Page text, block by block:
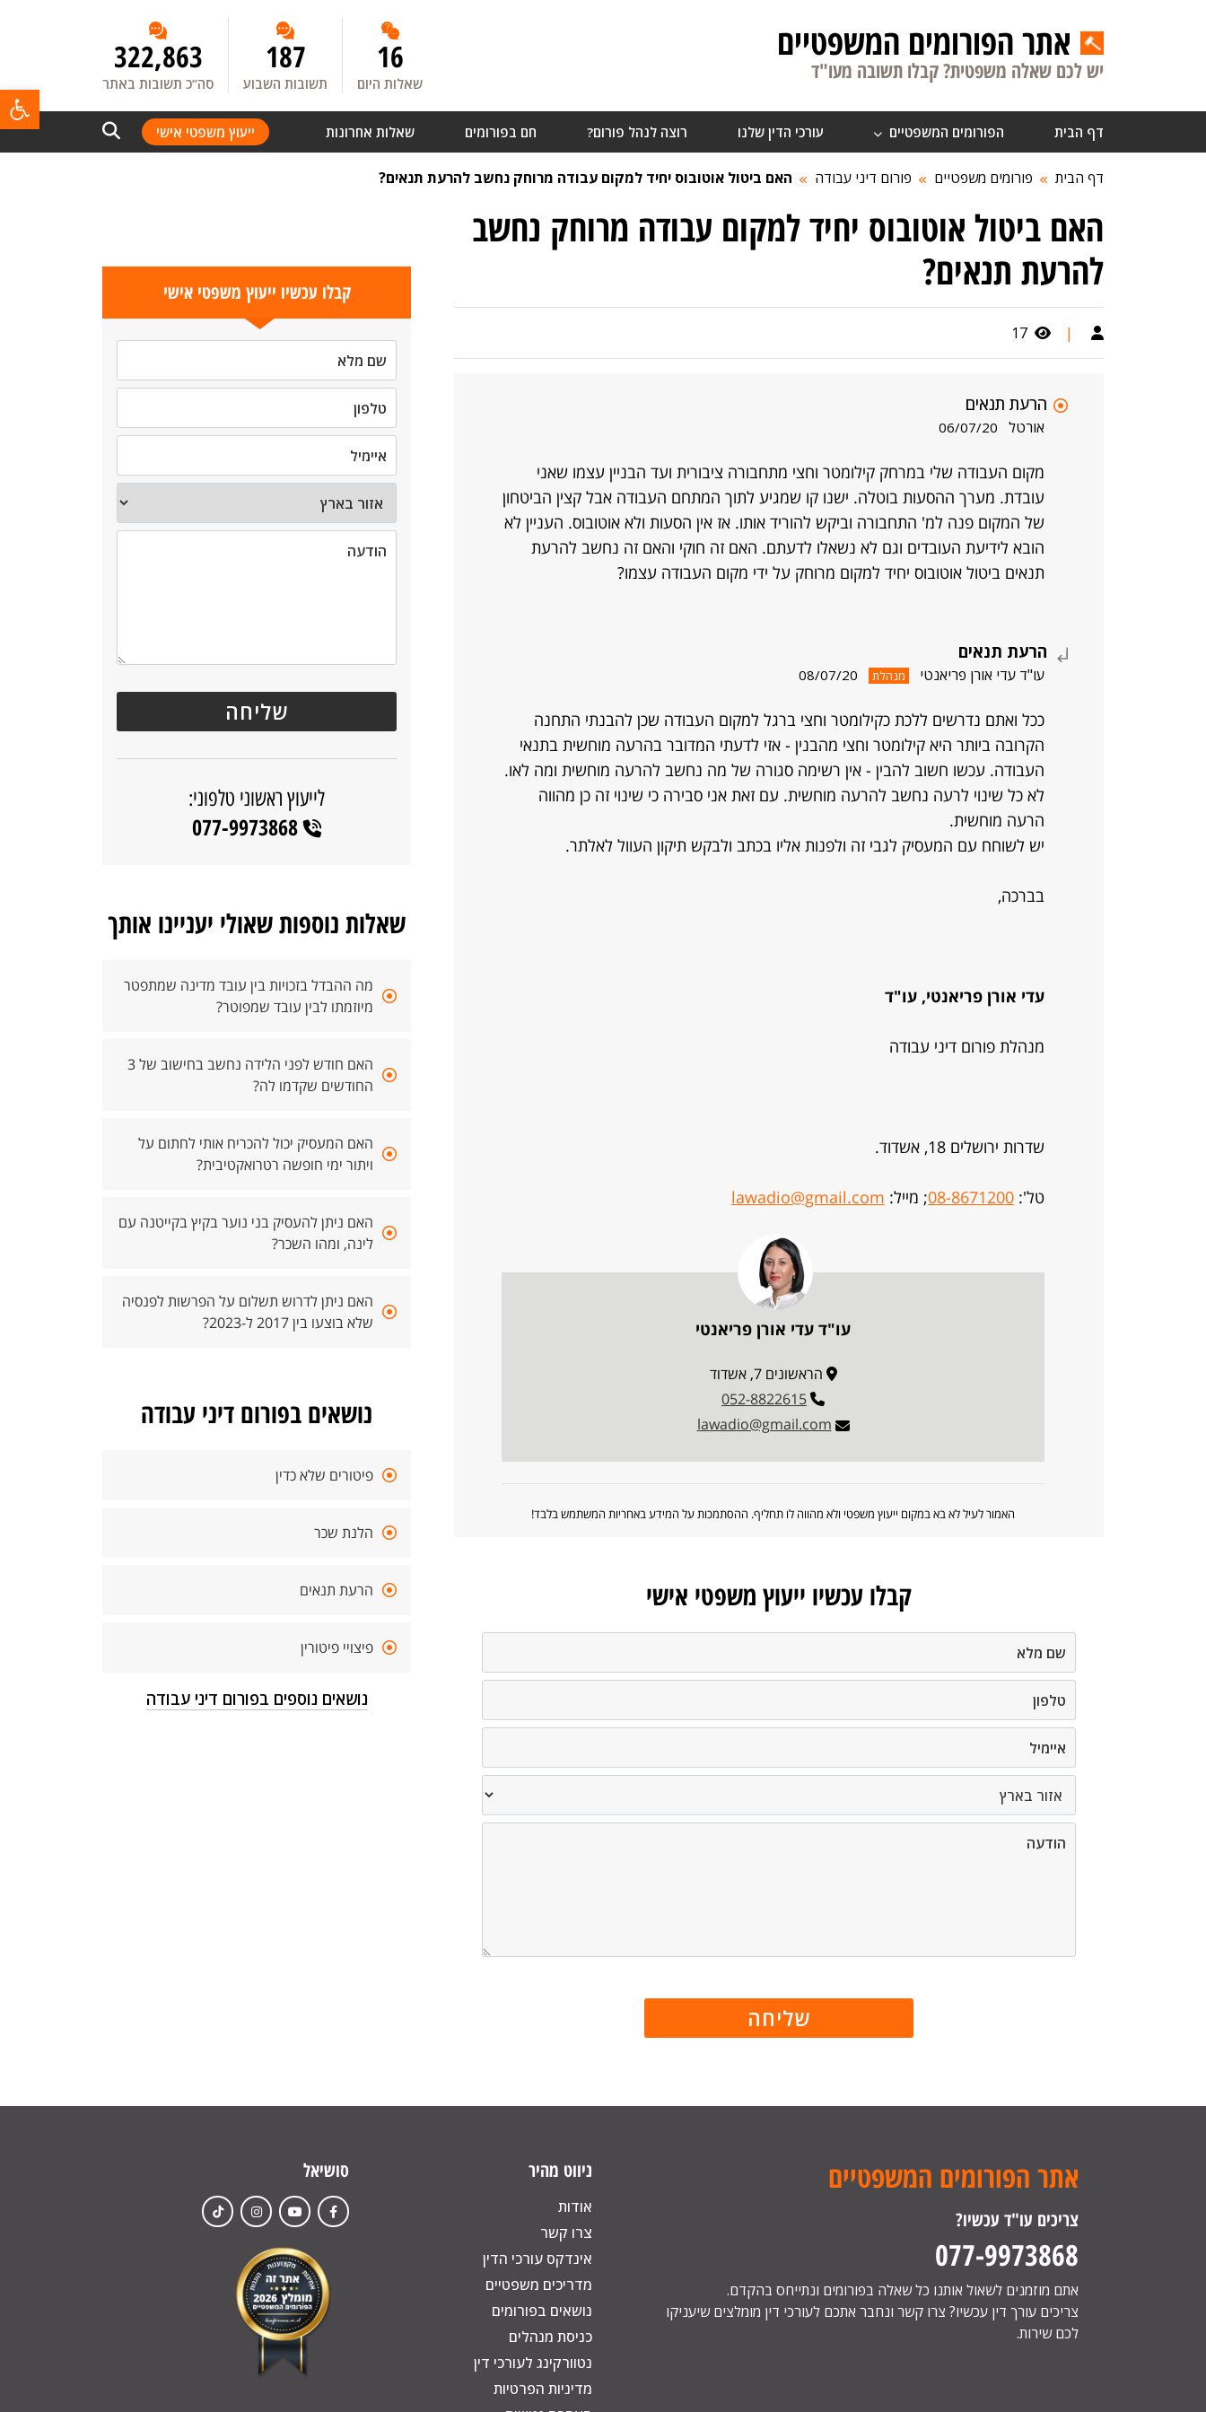
אתר הפורומים המשפטיים
יש לכם שאלה משפטית? קבלו תשובה מעו"ד 16
שאלות היום
187
תשובות השבוע
322,863
סה”כ תשובות באתר
דף הבית הפורומים המשפטיים עורכי הדין שלנו רוצה לנהל פורום? חם בפורומים שאלות אחרונות ייעוץ משפטי אישי
דף הבית פורומים משפטיים פורום דיני עבודה האם ביטול אוטובוס יחיד למקום עבודה מרוחק נחשב להרעת תנאים?
האם ביטול אוטובוס יחיד למקום עבודה מרוחק נחשב
להרעת תנאים?
|
17
הרעת תנאים
אורטל 06/07/20
מקום העבודה שלי במרחק קילומטר וחצי מתחבורה ציבורית ועד הבניין עצמו שאני
עובדת. מערך ההסעות בוטלה. ישנו קו שמגיע לתוך המתחם העבודה אבל קצין הביטחון
של המקום פנה למ' התחבורה וביקש להוריד אותו. אז אין הסעות ולא אוטובוס. העניין לא
הובא לידיעת העובדים וגם לא נשאלו לדעתם. האם זה חוקי והאם זה נחשב להרעת
תנאים ביטול אוטובוס יחיד למקום מרוחק על ידי מקום העבודה עצמו?
הרעת תנאים
עו"ד עדי אורן פריאנטי מנהלת 08/07/20
ככל ואתם נדרשים ללכת כקילומטר וחצי ברגל למקום העבודה שכן להבנתי התחנה
הקרובה ביותר היא קילומטר וחצי מהבנין - אזי לדעתי המדובר בהרעה מוחשית בתנאי
העבודה. עכשו חשוב להבין - אין רשימה סגורה של מה נחשב להרעה מוחשית ומה לאו.
לא כל שינוי לרעה נחשב להרעה מוחשית. עם זאת אני סבירה כי שינוי זה כן מהווה
הרעה מוחשית.
יש לשוחח עם המעסיק לגבי זה ולפנות אליו בכתב ולבקש תיקון העוול לאלתר.
בברכה,
עדי אורן פריאנטי, עו"ד
מנהלת פורום דיני עבודה
שדרות ירושלים 18, אשדוד.
טל': 08-8671200; מייל: lawadio@gmail.com
עו"ד עדי אורן פריאנטי
הראשונים 7, אשדוד
052-8822615
lawadio@gmail.com
האמור לעיל לא בא במקום ייעוץ משפטי ולא מהווה לו תחליף. ההסתמכות על המידע באחריות המשתמש בלבד!
קבלו עכשיו ייעוץ משפטי אישי
קבלו עכשיו ייעוץ משפטי אישי
לייעוץ ראשוני טלפוני:
077-9973868
שאלות נוספות שאולי יעניינו אותך
מה ההבדל בזכויות בין עובד מדינה שמתפטר
מיוזמתו לבין עובד שמפוטר?
האם חודש לפני הלידה נחשב בחישוב של 3
החודשים שקדמו לה?
האם המעסיק יכול להכריח אותי לחתום על
ויתור ימי חופשה רטרואקטיבית?
האם ניתן להעסיק בני נוער בקיץ בקייטנה עם
לינה, ומהו השכר?
האם ניתן לדרוש תשלום על הפרשות לפנסיה
שלא בוצעו בין 2017 ל-2023?
נושאים בפורום דיני עבודה
פיטורים שלא כדין
הלנת שכר
הרעת תנאים
פיצויי פיטורין
נושאים נוספים בפורום דיני עבודה
אתר הפורומים המשפטיים
צריכים עו"ד עכשיו?
077-9973868
אתם מוזמנים לשאול אותנו כל שאלה בפורומים ונתייחס בהקדם.
צריכים עורך דין עכשיו? צרו קשר ונחבר אתכם לעורכי דין מומלצים שיעניקו
לכם שירות.
ניווט מהיר
אודות
צרו קשר
אינדקס עורכי הדין
מדריכים משפטיים
נושאים בפורומים
כניסת מנהלים
נטוורקינג לעורכי דין
מדיניות הפרטיות
סושיאל